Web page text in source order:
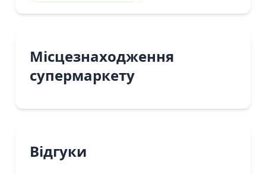
Місцезнаходження
супермаркету
Відгуки